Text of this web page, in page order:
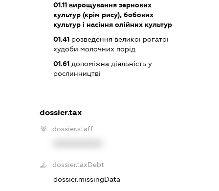
01.11вирощування зернових
культур (крім рису), бобових
культур і насіння олійних культур
01.41розведення великої рогатої
худоби молочних порід
01.61допоміжна діяльність у
рослинництві
dossier.tax
dossier.staff
dossier.taxDebt
dossier.missingData